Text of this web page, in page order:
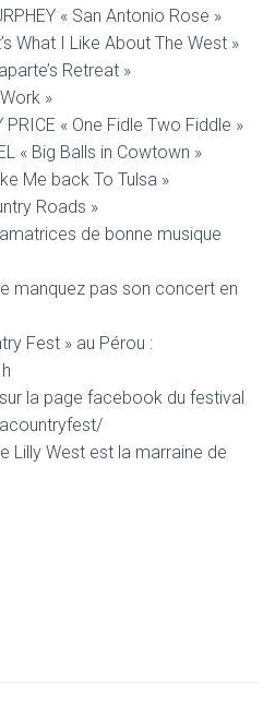
« San Antonio Rose »
What I Like About The West »
Retreat »
»
PRICE « One Fidle Two Fiddle »
« Big Balls in Cowtown »
Me back To Tulsa »
Roads »
de bonne musique
manquez pas son concert en
Fest » au Pérou :
la page facebook du festival
Lilly West est la marraine de